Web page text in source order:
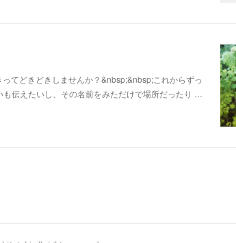
てどきどきしませんか？&nbsp;&nbsp;これからずっ
伝えたいし、その名前をみただけで場所だったり …